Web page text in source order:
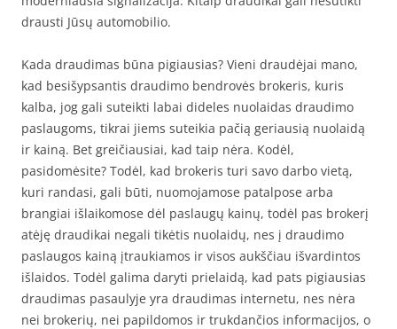
drausti Jūsų automobilio.
Kada draudimas būna pigiausias? Vieni draudėjai mano,
kad besišypsantis draudimo bendrovės brokeris, kuris
kalba, jog gali suteikti labai dideles nuolaidas draudimo
paslaugoms, tikrai jiems suteikia pačią geriausią nuolaidą
ir kainą. Bet greičiausiai, kad taip nėra. Kodėl,
pasidomėsite? Todėl, kad brokeris turi savo darbo vietą,
kuri randasi, gali būti, nuomojamose patalpose arba
brangiai išlaikomose dėl paslaugų kainų, todėl pas brokerį
atėję draudikai negali tikėtis nuolaidų, nes į draudimo
paslaugos kainą įtraukiamos ir visos aukščiau išvardintos
išlaidos. Todėl galima daryti prielaidą, kad pats pigiausias
draudimas pasaulyje yra draudimas internetu, nes nėra
nei brokerių, nei papildomos ir trukdančios informacijos, o